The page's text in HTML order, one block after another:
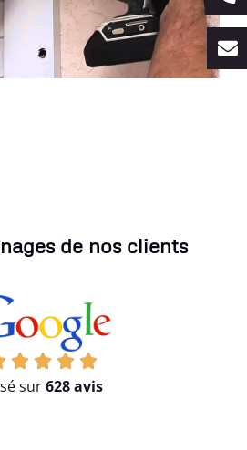
de nos clients
sur628 avis